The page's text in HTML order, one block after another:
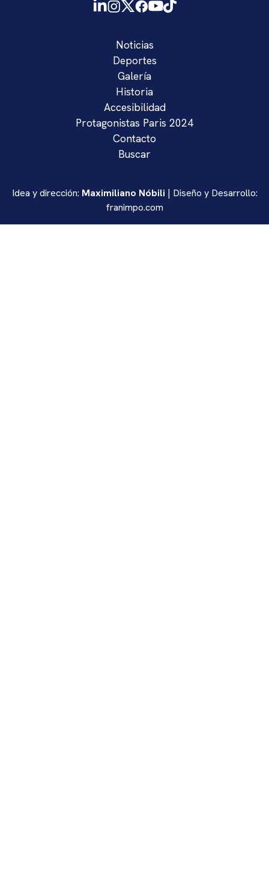
Noticias
Deportes
Galería
Historia
Accesibilidad
Protagonistas Paris 2024
Contacto
Buscar
Idea y dirección: Maximiliano Nóbili | Diseño y Desarrollo:
franimpo.com